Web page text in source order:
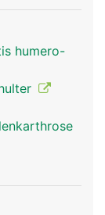
Die
Muskeln
humero-